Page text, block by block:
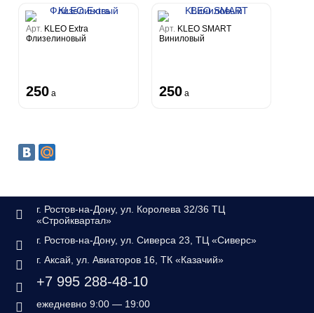
Арт. KLEO Extra
Флизелиновый
250 a
Арт. KLEO SMART
Виниловый
250 a
г. Ростов-на-Дону, ул. Королева 32/36 ТЦ
«Стройквартал»
г. Ростов-на-Дону, ул. Сиверса 23, ТЦ «Сиверс»
г. Аксай, ул. Авиаторов 16, ТК «Казачий»
+7 995 288-48-10
ежедневно 9:00 — 19:00